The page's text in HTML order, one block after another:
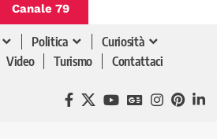
Canale 79
Politica
Curiosità
Video Turismo Contattaci